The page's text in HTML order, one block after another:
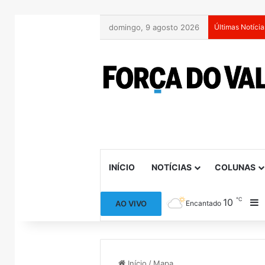
domingo, 9 agosto 2026 Últimas
INÍCIO NOTÍCIAS COLUNAS
AO VIVO Encantado 10℃